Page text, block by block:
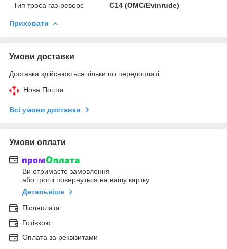
Тип троса газ-реверс
C14 (OMC/Evinrude)
Приховати
Умови доставки
Доставка здійснюється тільки по передоплаті.
Нова Пошта
Всі умови доставки
Умови оплати
Ви отримаєте замовлення
або гроші повернуться на вашу картку
Детальніше
Післяплата
Готівкою
Оплата за реквізитами